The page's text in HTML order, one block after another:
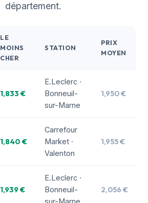
département.
LE
MOINS
CHER
STATION
PRIX
MOYEN
1,833 €
E.Leclerc ·
Bonneuil-
sur-Marne
1,950 €
1,840 €
Carrefour
Market ·
Valenton
1,955 €
1,939 €
E.Leclerc ·
Bonneuil-
sur-Marne
2,056 €